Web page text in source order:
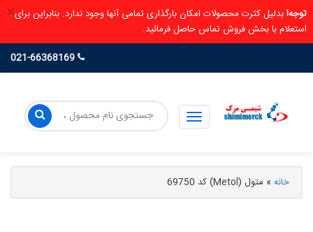
× توجه!بدلیل کثرت محصولات امکان بارگذاری تمامی آنها وجود ندارد. بنابراین برای
استعلام با بخش فروش تماس حاصل فرمائید.
خانه» متول (Metol) کد 69750